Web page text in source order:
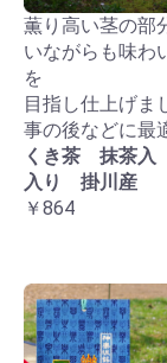
薫り高い茎の部
いながらも味わ
を
目指し仕上げま
事の後などに最
くき茶 抹茶
入り 掛川産
￥864